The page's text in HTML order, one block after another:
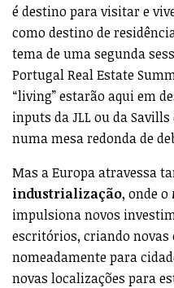
é destino para visitar e
como destino de
tema de uma segunda
Portugal Real Estate
“living” estarão aqui em
inputs da JLL ou da
numa mesa redonda de
Mas a Europa atravessa
industrialização, onde o
impulsiona novos
escritórios, criando novas
nomeadamente para
novas localizações para